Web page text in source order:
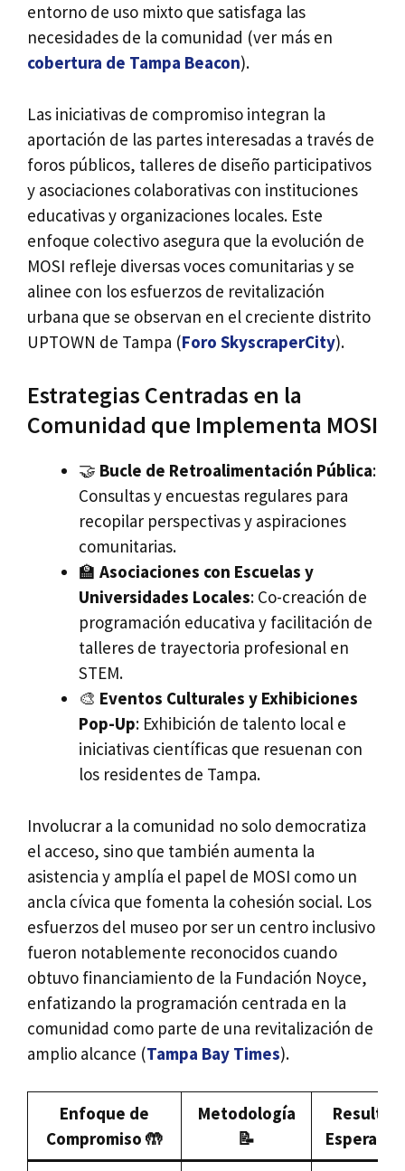
entorno de uso mixto que satisfaga las
necesidades de la comunidad (ver más en
cobertura de Tampa Beacon).
Las iniciativas de compromiso integran la
aportación de las partes interesadas a través de
foros públicos, talleres de diseño participativos
y asociaciones colaborativas con instituciones
educativas y organizaciones locales. Este
enfoque colectivo asegura que la evolución de
MOSI refleje diversas voces comunitarias y se
alinee con los esfuerzos de revitalización
urbana que se observan en el creciente distrito
UPTOWN de Tampa (Foro SkyscraperCity).
Estrategias Centradas en la
Comunidad que Implementa MOSI
🤝 Bucle de Retroalimentación Pública:
Consultas y encuestas regulares para
recopilar perspectivas y aspiraciones
comunitarias.
🏫 Asociaciones con Escuelas y
Universidades Locales: Co-creación de
programación educativa y facilitación de
talleres de trayectoria profesional en
STEM.
🎨 Eventos Culturales y Exhibiciones
Pop-Up: Exhibición de talento local e
iniciativas científicas que resuenan con
los residentes de Tampa.
Involucrar a la comunidad no solo democratiza
el acceso, sino que también aumenta la
asistencia y amplía el papel de MOSI como un
ancla cívica que fomenta la cohesión social. Los
esfuerzos del museo por ser un centro inclusivo
fueron notablemente reconocidos cuando
obtuvo financiamiento de la Fundación Noyce,
enfatizando la programación centrada en la
comunidad como parte de una revitalización de
amplio alcance (Tampa Bay Times).
Enfoque de
Compromiso 🤲
Metodología
📝
Esperado